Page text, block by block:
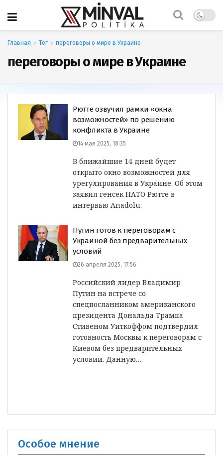
Главная Тег переговоры о мире в Украине
переговоры о мире в Украине
Рютте озвучил рамки «окна
возможностей» по решению
конфликта в Украине
14 мая 2025, 18:35
В ближайшие 14 дней будет
открыто окно возможностей для
урегулирования в Украине. Об этом
заявил генсек НАТО Рютте в
интервью Anadolu.
Путин готов к переговорам с
Украиной без предварительных
условий
26 апреля 2025, 17:56
Российский лидер Владимир
Путин на встрече со
спецпосланником американского
президента Дональда Трампа
Стивеном Уиткоффом подтвердил
готовность Москвы к переговорам с
Киевом без предварительных
условий. Данную…
Особое мнение